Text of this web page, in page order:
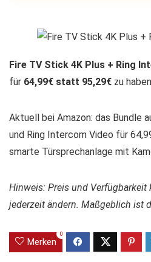
Fire TV Stick 4K Plus + Ring
für 64,99€ statt 95,29€ zu
Aktuell bei Amazon: das Bundle
und Ring Intercom Video für
smarte Türsprechanlage mit
Hinweis: Preis und
jederzeit ändern. Maßgeblich ist
Merken
0